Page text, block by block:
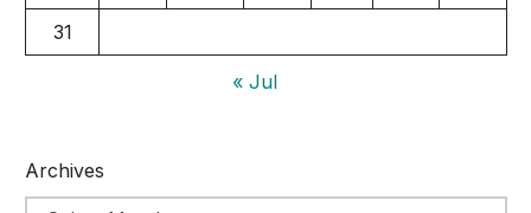
31
« Jul
Archives